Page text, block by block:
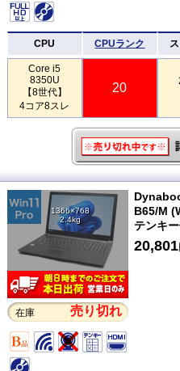
CPU CPUランク
Core i5
8350U
【8世代】
4コア8スレ
20
1366×768
2.4kg
在庫 売り切れ
B65/M
テンキ
20,801